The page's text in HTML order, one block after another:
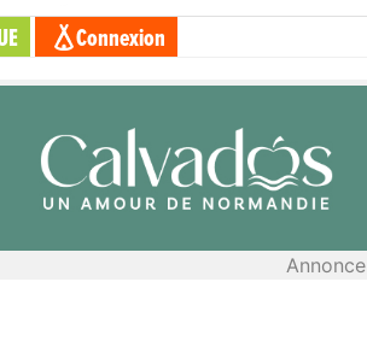
Connexion
Annonce